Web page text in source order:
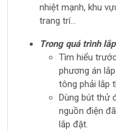
nhiệt mạnh, khu
trang trí…
Trong quá trình
Tìm hiểu
phương án
tông phải lắp
Dùng bút thử
nguồn điện
lắp đặt.